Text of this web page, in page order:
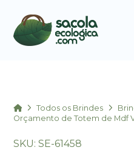
HomeTodos os Brindes
Orçamento de Totem de Mdf
SKU: SE-61458